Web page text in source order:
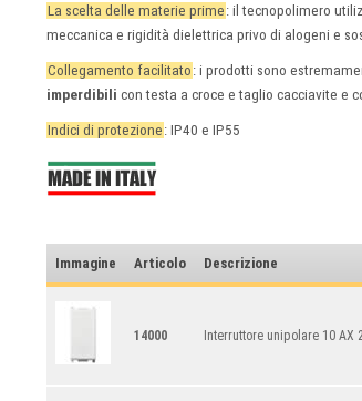
La scelta delle materie prime : il tecnopolimero
meccanica e rigidità dielettrica privo di alogeni e
Collegamento facilitato : i prodotti sono
imperdibili con testa a croce e taglio cacciavite e
Indici di protezione : IP40 e IP55
Immagine Articolo Descrizione
14000 Interruttore unipolare 10